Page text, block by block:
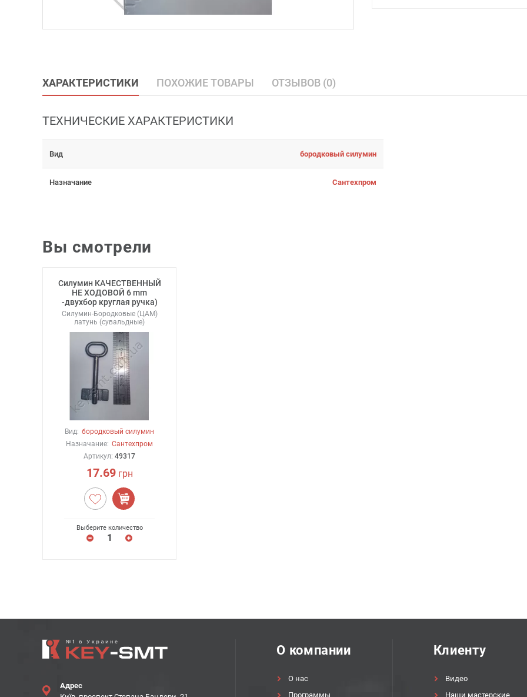
ХАРАКТЕРИСТИКИ ПОХОЖИЕ ТОВАРЫ ОТЗЫВОВ (0)
ТЕХНИЧЕСКИЕ ХАРАКТЕРИСТИКИ
Вид бородковый силумин
Назначание Сантехпром
Вы смотрели
Силумин КАЧЕСТВЕННЫЙ
НЕ ХОДОВОЙ 6 mm
-двухбор круглая ручка)
Силумин-Бородковые (ЦАМ)
латунь (сувальдные)
Вид: бородковый силумин
Назначание: Сантехпром
Артикул: 49317
17.69грн
Выберите количество
Адрес
О компании
О нас
Программы
Клиенту
Видео
Наши мастерские